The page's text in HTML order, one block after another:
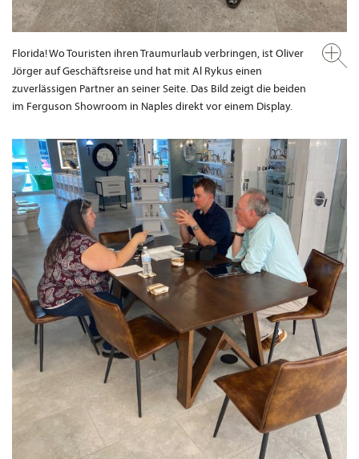
Florida! Wo Touristen ihren Traumurlaub verbringen, ist Oliver
Jörger auf Geschäftsreise und hat mit Al Rykus einen
zuverlässigen Partner an seiner Seite. Das Bild zeigt die beiden
im Ferguson Showroom in Naples direkt vor einem Display.